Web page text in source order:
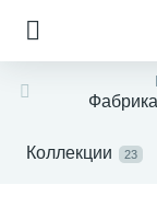
Коллекции 23